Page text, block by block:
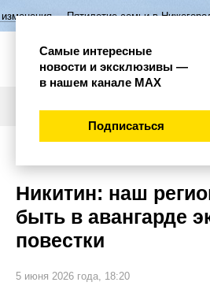
семьи в Нижегородской области
Никитин: наш
быть в авангарде
повестки
5 июня 2026 года, 18:20
Самые интересные
новости и эксклюзивы —
в нашем канале МАХ
Подписаться